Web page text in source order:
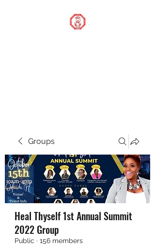
Groups
Heal Thyself 1st Annual Summit
2022 Group
Public · 156 members